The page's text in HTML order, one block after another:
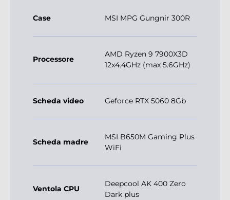
Case MSI MPG Gungnir 300R
Processore
AMD Ryzen 9 7900X3D
12x4.4GHz (max 5.6GHz)
Scheda video Geforce RTX 5060 8Gb
Scheda madre
MSI B650M Gaming Plus
WiFi
Ventola CPU
Deepcool AK 400 Zero
Dark plus